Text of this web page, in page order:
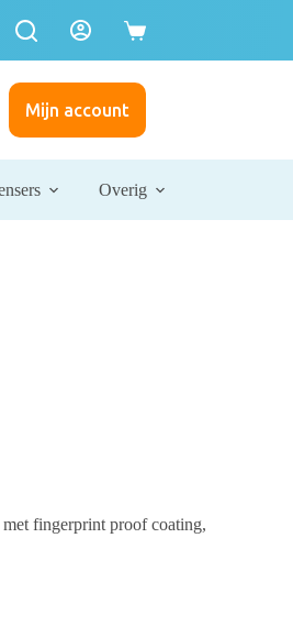
Mijn account
Overig
fingerprint proof coating,